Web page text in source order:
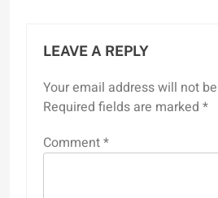
LEAVE A REPLY
Your email address will not
Required fields are marked *
Comment*